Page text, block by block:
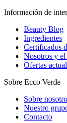
Información de
Beauty Blog
Ingredientes
Certificados
Nosotros y
Ofertas
Sobre Ecco Verde
Sobre
Nuestro
Contacto